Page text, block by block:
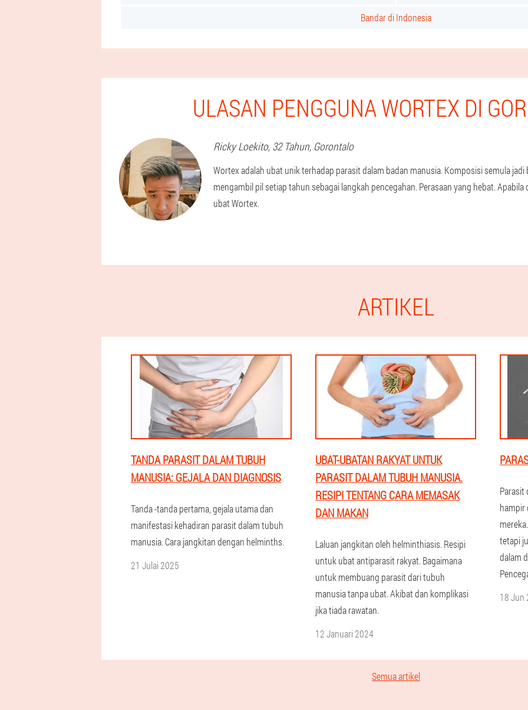
Bandar di Indonesia
ULASAN PENGGUNA WORTEX DI
Ricky Loekito, 32 Tahun, Gorontalo
Wortex adalah ubat unik terhadap parasit dalam badan manusia. Komposisi semula
mengambil pil setiap tahun sebagai langkah pencegahan. Perasaan yang hebat.
ubat Wortex.
ARTIKEL
TANDA PARASIT DALAM TUBUH
MANUSIA: GEJALA DAN DIAGNOSIS
Tanda -tanda pertama, gejala utama dan
manifestasi kehadiran parasit dalam tubuh
manusia. Cara jangkitan dengan helminths.
21 Julai 2025
UBAT-UBATAN RAKYAT UNTUK
PARASIT DALAM TUBUH MANUSIA.
RESIPI TENTANG CARA MEMASAK
DAN MAKAN
Laluan jangkitan oleh helminthiasis. Resipi
untuk ubat antiparasit rakyat. Bagaimana
untuk membuang parasit dari tubuh
manusia tanpa ubat. Akibat dan komplikasi
jika tiada rawatan.
12 Januari 2024
Parasit
hampir
tetapi
dalam
18 Jun
Semua artikel